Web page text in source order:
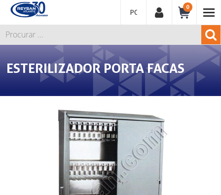
PORTUGUÊS
0
ESTERILIZADOR PORTA FACAS